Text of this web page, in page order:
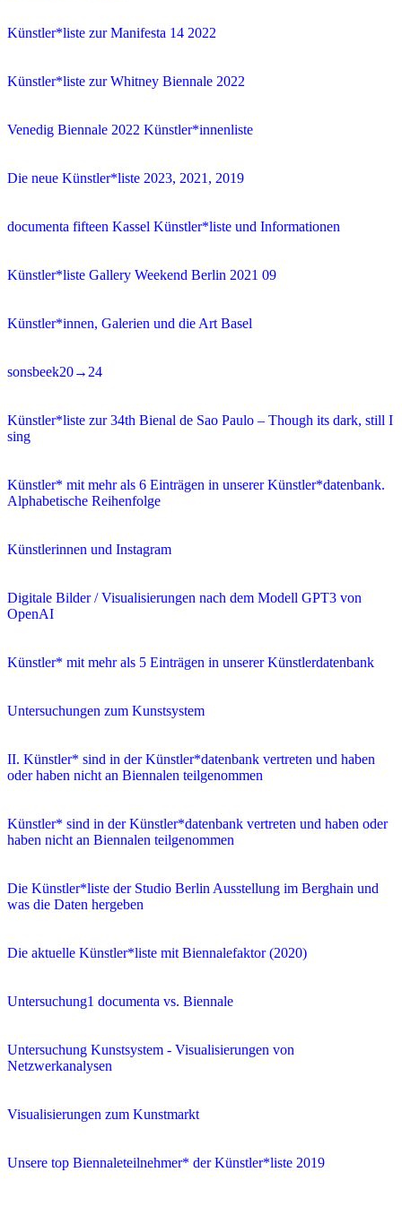
Künstler*liste zur Manifesta 14 2022
Künstler*liste zur Whitney Biennale 2022
Venedig Biennale 2022 Künstler*innenliste
Die neue Künstler*liste 2023, 2021, 2019
documenta fifteen Kassel Künstler*liste und Informationen
Künstler*liste Gallery Weekend Berlin 2021 09
Künstler*innen, Galerien und die Art Basel
sonsbeek20→24
Künstler*liste zur 34th Bienal de Sao Paulo – Though its dark, still I
sing
Künstler* mit mehr als 6 Einträgen in unserer Künstler*datenbank.
Alphabetische Reihenfolge
Künstlerinnen und Instagram
Digitale Bilder / Visualisierungen nach dem Modell GPT3 von
OpenAI
Künstler* mit mehr als 5 Einträgen in unserer Künstlerdatenbank
Untersuchungen zum Kunstsystem
II. Künstler* sind in der Künstler*datenbank vertreten und haben
oder haben nicht an Biennalen teilgenommen
Künstler* sind in der Künstler*datenbank vertreten und haben oder
haben nicht an Biennalen teilgenommen
Die Künstler*liste der Studio Berlin Ausstellung im Berghain und
was die Daten hergeben
Die aktuelle Künstler*liste mit Biennalefaktor (2020)
Untersuchung1 documenta vs. Biennale
Untersuchung Kunstsystem - Visualisierungen von
Netzwerkanalysen
Visualisierungen zum Kunstmarkt
Unsere top Biennaleteilnehmer* der Künstler*liste 2019